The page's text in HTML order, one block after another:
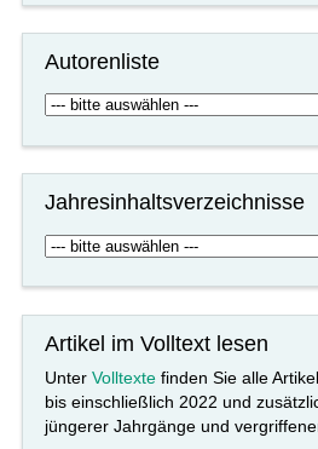
Autorenliste
Jahresinhaltsverzeichnisse
Artikel im Volltext lesen
UnterVolltexte finden Sie alle
bis einschließlich 2022 und
jüngerer Jahrgänge und